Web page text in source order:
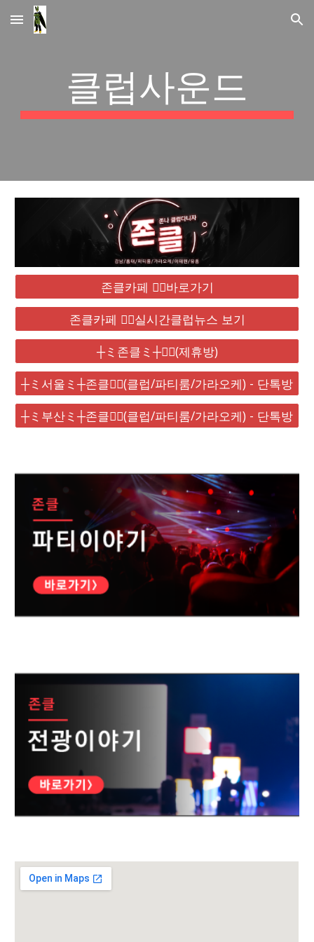
Skip to main content Skip to navigation
클럽사운드
존클카페 ❤️‍🔥바로가기
존클카페 ❤️‍🔥실시간클럽뉴스 보기
┼ミ존클ミ┼❤️‍🔥(제휴방)
┼ミ서울ミ┼존클❤️‍🔥(클럽/파티룸/가라오케) - 단톡방
┼ミ부산ミ┼존클❤️‍🔥(클럽/파티룸/가라오케) - 단톡방